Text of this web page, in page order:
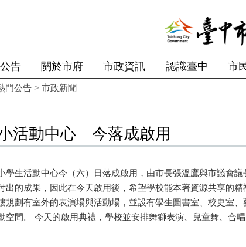
告 關於市府 市政資訊 認識臺中 市
門公告 > 市政新聞
活動中心 今落成啟用
學生活動中心今（六）日落成啟用，由市長張溫鷹與市議會
出的成果，因此在今天啟用後，希望學校能本著資源共享的
規劃有室外的表演場與活動場，並設有學生圖書室、校史室
空間。 今天的啟用典禮，學校並安排舞獅表演、兒童舞、合